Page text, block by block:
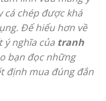
cá chép được khá
Để hiểu hơn về
ý nghĩa của tranh
bạn đọc những
định mua đúng đắn